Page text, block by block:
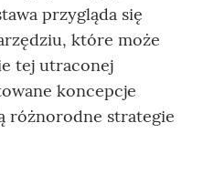
przygląda się
które może
tej utraconej
koncepcje
różnorodne strategie